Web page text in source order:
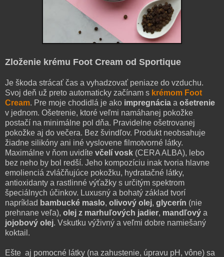
Zloženie krému Foot Cream od Sportique
Je škoda strácať čas a vyhadzovať peniaze do vzduchu.
Svoj deň už preto automaticky začínam s krémom Foot
Cream. Pre moje chodidlá je ako impregnácia a ošetrenie
v jednom. Ošetrenie, ktoré veľmi namáhanej pokožke
postačí na minimálne pol dňa. Pravidelne ošetrovanej
pokožke aj do večera. Bez švindľov. Produkt neobsahuje
žiadne silikóny ani iné vyslovene filmotvorné látky.
Maximálne v ňom uvidíte včelí vosk (CERA ALBA), lebo
bez neho by bol redší. Jeho kompozíciu inak tvoria hlavne
emolienciá zvláčňujúce pokožku, hydratačné látky,
antioxidanty a rastlinné výťažky s určitým spektrom
špeciálnych účinkov. Luxusný a bohatý základ tvorí
napríklad bambucké maslo, olivový olej, glycerín (nie
prehnane veľa), olej z marhuľových jadier, mandľový a
jojobový olej. Vskutku výživný a veľmi dobre namiešaný
koktail.
Ešte aj pomocné látky (na zahustenie, úpravu pH, vône) sa